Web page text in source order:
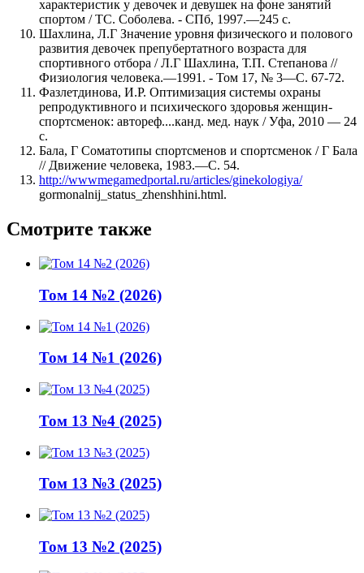
характеристик у девочек и девушек на фоне занятий
спортом / ТС. Соболева. - СПб, 1997.—245 с.
Шахлина, Л.Г Значение уровня физического и полового
развития девочек препубертатного возраста для
спортивного отбора / Л.Г Шахлина, Т.П. Степанова //
Физиология человека.—1991. - Том 17, № 3—С. 67-72.
Фазлетдинова, И.Р. Оптимизация системы охраны
репродуктивного и психического здоровья женщин-
спортсменок: автореф....канд. мед. наук / Уфа, 2010 — 24
с.
Бала, Г Соматотипы спортсменов и спортсменок / Г Бала
// Движение человека, 1983.—С. 54.
http://wwwmegamedportal.ru/articles/ginekologiya/
gormonalnij_status_zhenshhini.html.
Смотрите также
Том 14 №2 (2026)
Том 14 №1 (2026)
Том 13 №4 (2025)
Том 13 №3 (2025)
Том 13 №2 (2025)